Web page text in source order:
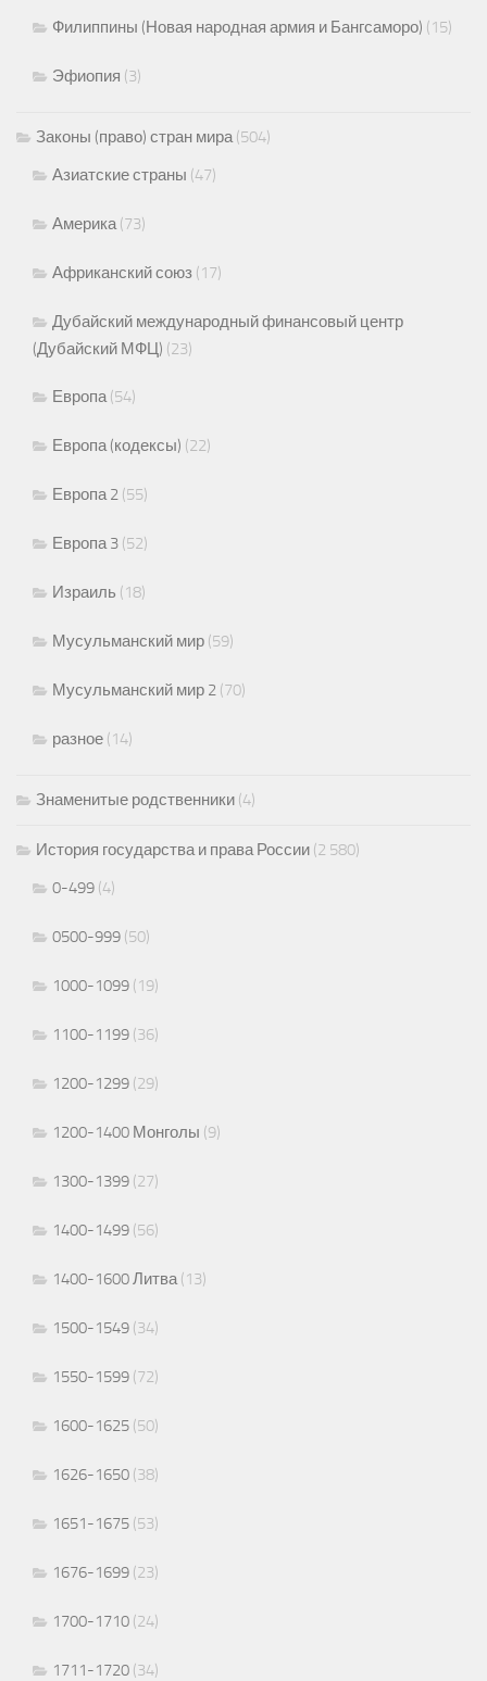
Филиппины (Новая народная армия и Бангсаморо) (15)
Эфиопия (3)
Законы (право) стран мира(504)
Азиатские страны (47)
Америка(73)
Африканский союз (17)
Дубайский международный финансовый центр
(Дубайский МФЦ) (23)
Европа(54)
Европа (кодексы) (22)
Европа 2 (55)
Европа 3 (52)
Израиль (18)
Мусульманский мир (59)
Мусульманский мир 2 (70)
разное (14)
Знаменитые родственники (4)
История государства и права России (2 580)
0-499 (4)
0500-999 (50)
1000-1099 (19)
1100-1199 (36)
1200-1299 (29)
1200-1400 Монголы (9)
1300-1399 (27)
1400-1499 (56)
1400-1600 Литва(13)
1500-1549 (34)
1550-1599 (72)
1600-1625 (50)
1626-1650 (38)
1651-1675 (53)
1676-1699 (23)
1700-1710 (24)
1711-1720 (34)